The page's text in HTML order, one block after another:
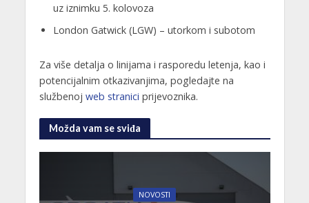
uz iznimku 5. kolovoza
London Gatwick (LGW) – utorkom i subotom
Za više detalja o linijama i rasporedu letenja, kao i
potencijalnim otkazivanjima, pogledajte na
službenoj web stranici prijevoznika.
Možda vam se sviđa
NOVOSTI